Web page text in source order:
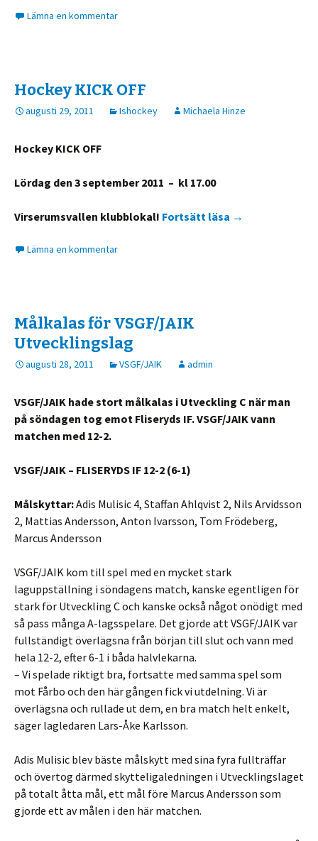
Lämna en kommentar
Hockey KICK OFF
augusti 29, 2011 Ishockey Michaela Hinze
Hockey KICK OFF
Lördag den 3 september 2011 – kl 17.00
Virserumsvallen klubblokal! Fortsätt läsa Hockey KICK
→
Lämna en kommentar
Målkalas för VSGF/JAIK
Utvecklingslag
augusti 28, 2011 VSGF/JAIK admin
VSGF/JAIK hade stort målkalas i Utveckling C när man
på söndagen tog emot Fliseryds IF. VSGF/JAIK vann
matchen med 12-2.
VSGF/JAIK – FLISERYDS IF 12-2 (6-1)
Målskyttar:Adis Mulisic 4, Staffan Ahlqvist 2, Nils Arvidsson
2, Mattias Andersson, Anton Ivarsson, Tom Frödeberg,
Marcus Andersson
VSGF/JAIK kom till spel med en mycket stark
laguppställning i söndagens match, kanske egentligen för
stark för Utveckling C och kanske också något onödigt med
så pass många A-lagsspelare. Det gjorde att VSGF/JAIK var
fullständigt överlägsna från början till slut och vann med
hela 12-2, efter 6-1 i båda halvlekarna.
– Vi spelade riktigt bra, fortsatte med samma spel som
mot Fårbo och den här gången fick vi utdelning. Vi är
överlägsna och rullade ut dem, en bra match helt enkelt,
säger lagledaren Lars-Åke Karlsson.
Adis Mulisic blev bäste målskytt med sina fyra fullträffar
och övertog därmed skytteligaledningen i Utvecklingslaget
på totalt åtta mål, ett mål före Marcus Andersson som
gjorde ett av målen i den här matchen.